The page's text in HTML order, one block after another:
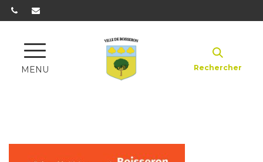
MENU Rechercher